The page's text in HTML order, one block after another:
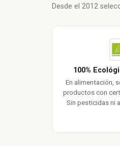
Desde el 2012
100%
En alimentación,
productos con
Sin pesticidas ni